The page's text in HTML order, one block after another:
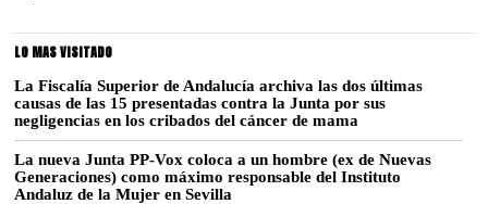
LO MAS VISITADO
La Fiscalía Superior de Andalucía archiva las dos últimas
causas de las 15 presentadas contra la Junta por sus
negligencias en los cribados del cáncer de mama
La nueva Junta PP-Vox coloca a un hombre (ex de Nuevas
Generaciones) como máximo responsable del Instituto
Andaluz de la Mujer en Sevilla